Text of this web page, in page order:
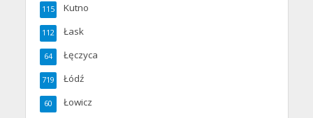
Kutno
115
Łask
112
Łęczyca
64
Łódź
719
Łowicz
60